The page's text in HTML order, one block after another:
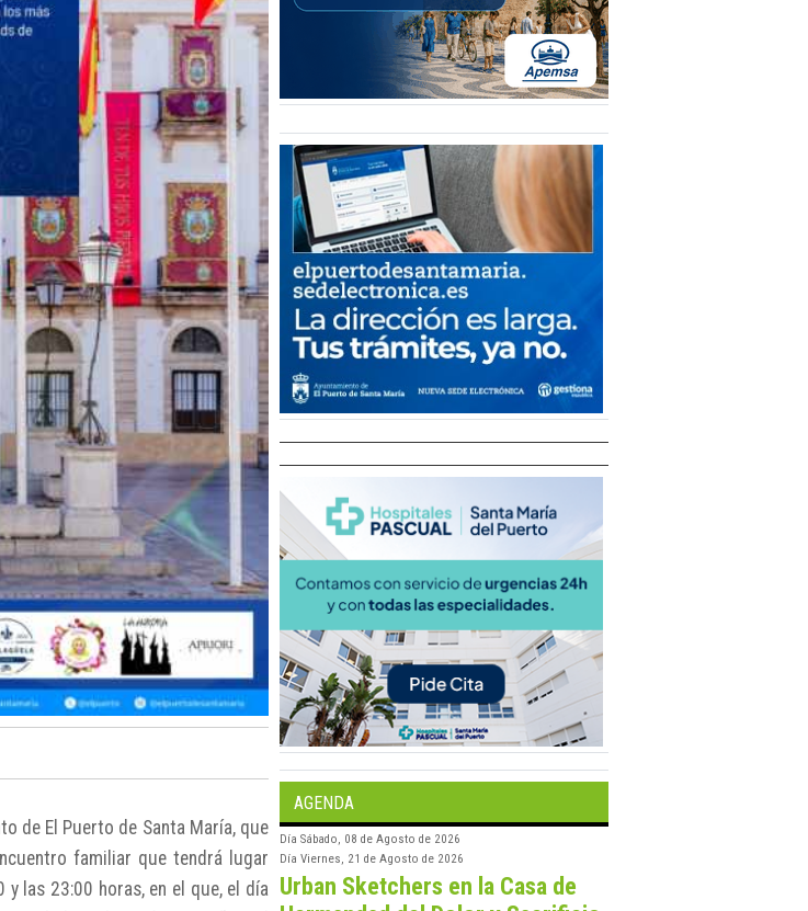
de El Puerto de Santa María, que
familiar que tendrá lugar
y las 23:00 horas, en el que, el día
AGENDA
Día Sábado, 08 de Agosto de 2026
Día Viernes, 21 de Agosto de 2026
Urban Sketchers en la Casa de